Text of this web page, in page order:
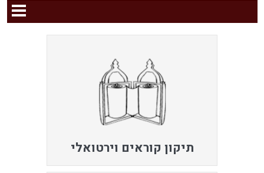
תיקון קוראים וירטואלי